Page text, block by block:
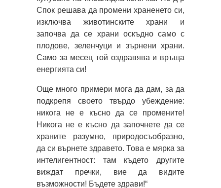
Спок решава да промени храненето си,
изключва животинските храни и
започва да се храни оскъдно само с
плодове, зеленчуци и зърнени храни.
Само за месец той оздравява и връща
енергията си!
Още много примери мога да дам, за да
подкрепя своето твърдо убеждение:
никога не е късно да се промените!
Никога не е късно да започнете да се
храните разумно, природосъобразно,
да си върнете здравето. Това е мярка за
интелигентност: там където другите
виждат пречки, вие да видите
възможности! Бъдете здрави!“